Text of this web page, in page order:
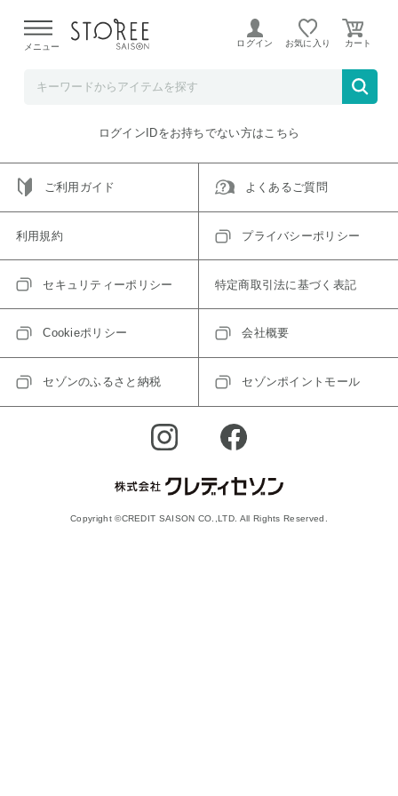
よる配送遅延が発生しております。
メニュー ログイン お気に入り
ご指定のアイテムは取り扱い終了、またはただいま取り扱い
トップへ戻る
ログインIDをお持ちでない方はこちら
ご利用ガイド よくあるご質問
利用規約 プライバシーポリシー
セキュリティーポリシー 特定商取引法に基づく表記
Cookieポリシー 会社概要
セゾンのふるさと納税 セゾンポイントモール
Copyright ©CREDIT SAISON CO.,LTD. All Rights Reserved.